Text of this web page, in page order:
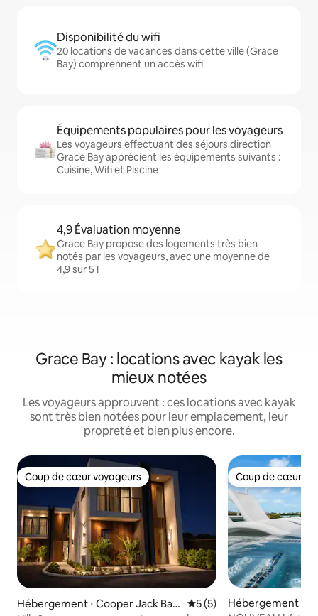
Disponibilité du wifi
20 locations de vacances dans cette ville (Grace
Bay) comprennent un accès wifi
Équipements populaires pour les voyageurs
Les voyageurs effectuant des séjours direction
Grace Bay apprécient les équipements suivants :
Cuisine, Wifi et Piscine
4,9 Évaluation moyenne
Grace Bay propose des logements très bien
notés par les voyageurs, avec une moyenne de
4,9 sur 5 !
Grace Bay : locations avec kayak les
mieux notées
Les voyageurs approuvent : ces locations avec kayak
sont très bien notées pour leur emplacement, leur
propreté et bien plus encore.
Coup de cœur voyageurs
Coup de cœur voyageurs
Hébergement ⋅ Cooper Jack Bay
Évaluation moyenne sur
5 (5)
Coup de cœur
Coup de cœur
Hébergement ⋅